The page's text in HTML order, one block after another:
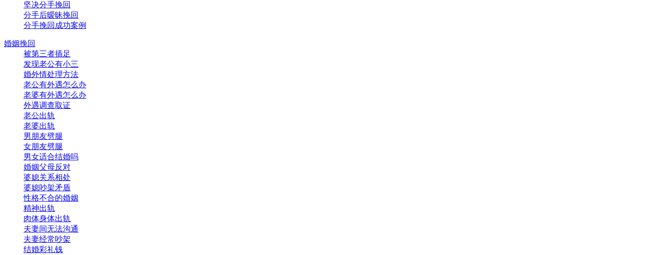
坚决分手挽回
分手后暧昧挽回
分手挽回成功案例
婚姻挽回
被第三者插足
发现老公有小三
婚外情处理方法
老公有外遇怎么办
老婆有外遇怎么办
外遇调查取证
老公出轨
老婆出轨
男朋友劈腿
女朋友劈腿
男女适合结婚吗
婚姻父母反对
婆媳关系相处
婆媳吵架矛盾
性格不合的婚姻
精神出轨
肉体身体出轨
夫妻间无法沟通
夫妻经常吵架
结婚彩礼钱